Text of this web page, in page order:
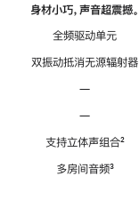
身材小巧，声音超震撼。
全频驱动单元
双振动抵消无源辐射器
—
—
支持立体声组合脚
²
多房间音频脚
³